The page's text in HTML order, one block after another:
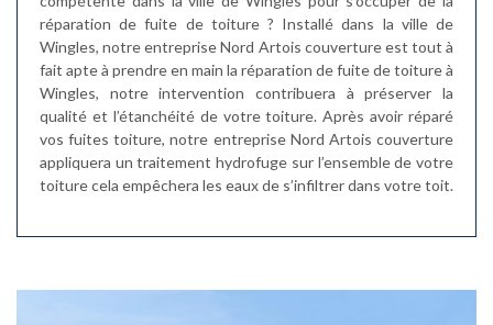
réparation de fuite de toiture ? Installé dans la ville de
Wingles, notre entreprise Nord Artois couverture est tout à
fait apte à prendre en main la réparation de fuite de toiture à
Wingles, notre intervention contribuera à préserver la
qualité et l’étanchéité de votre toiture. Après avoir réparé
vos fuites toiture, notre entreprise Nord Artois couverture
appliquera un traitement hydrofuge sur l’ensemble de votre
toiture cela empêchera les eaux de s’infiltrer dans votre toit.